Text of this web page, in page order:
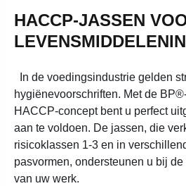
HACCP-JASSEN
In de voedingsindustrie gelden
hygiënevoorschriften. Met de
HACCP-concept bent u perfect
aan te voldoen. De jassen, die
risicoklassen 1-3 en in
pasvormen, ondersteunen u bij
van uw werk.